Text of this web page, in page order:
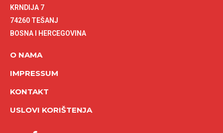
KRNDIJA 7
74260 TEŠANJ
BOSNA I HERCEGOVINA
O NAMA
IMPRESSUM
KONTAKT
USLOVI KORIŠTENJA